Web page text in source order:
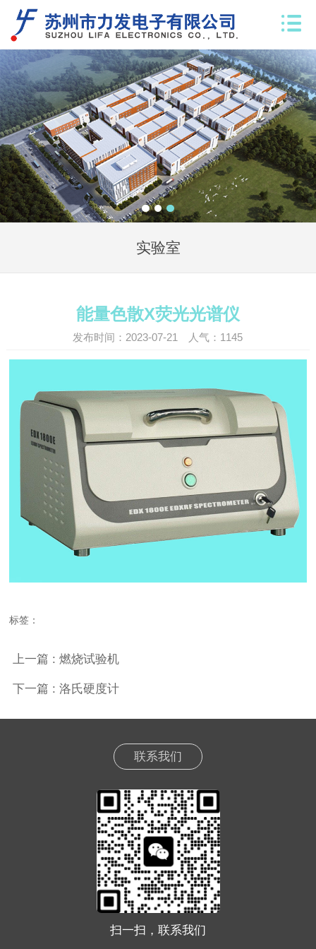
实验室
能量色散X荧光光谱仪
发布时间：2023-07-21 人气： 1145
标签：
上一篇 : 燃烧试验机
下一篇 : 洛氏硬度计
联系我们
扫一扫，联系我们